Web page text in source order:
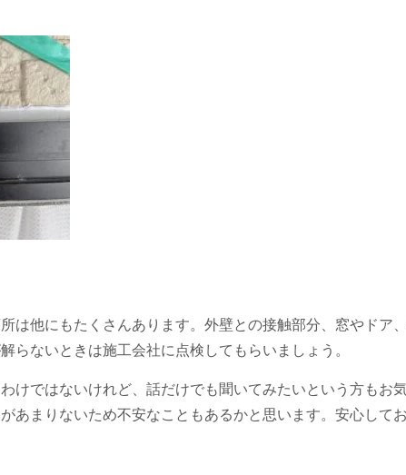
は他にもたくさんあります。外壁との接触部分、窓やドア
らないときは施工会社に点検してもらいましょう。
けではないけれど、話だけでも聞いてみたいという方もお
あまりないため不安なこともあるかと思います。 安心して